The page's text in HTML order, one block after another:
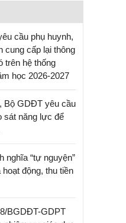
cầu phụ huynh,
cung cấp lại thông
trên hệ thống
học 2026-2027
Bộ GDĐT yêu cầu
sát năng lực để
nghĩa “tự nguyện”
động, thu tiền
BGDĐT-GDPT